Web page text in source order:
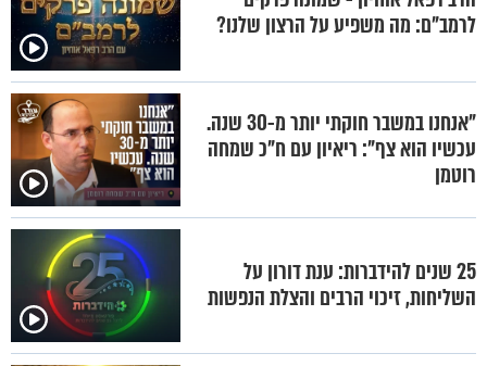
לרמב"ם: מה משפיע על הרצון שלנו?
"אנחנו במשבר חוקתי יותר מ-30 שנה.
עכשיו הוא צף": ריאיון עם ח"כ שמחה
רוטמן
25 שנים להידברות: ענת דורון על
השליחות, זיכוי הרבים והצלת הנפשות